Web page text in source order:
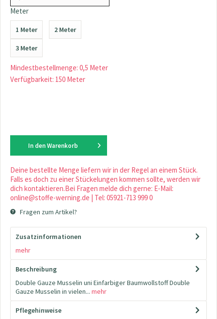
Meter
1 Meter 2 Meter
3 Meter
Mindestbestellmenge: 0,5 Meter
Verfügbarkeit: 150 Meter
In den Warenkorb
Deine bestellte Menge liefern wir in der Regel an einem Stück.
Falls es doch zu einer Stückelungen kommen sollte, werden wir
dich kontaktieren.Bei Fragen melde dich gerne: E-Mail:
online@stoffe-werning.de | Tel: 05921-713 999 0
Fragen zum Artikel?
Zusatzinformationen
mehr
Beschreibung
Double Gauze Musselin uni Einfarbiger Baumwollstoff Double
Gauze Musselin in vielen... mehr
Pflegehinweise